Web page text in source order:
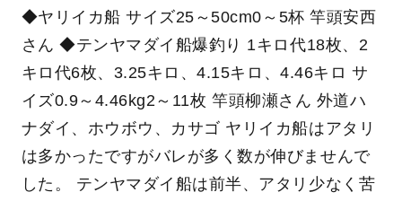
◆ヤリイカ船 サイズ25～50cm0～5杯 竿頭安西
さん ◆テンヤマダイ船爆釣り 1キロ代18枚、2
キロ代6枚、3.25キロ、4.15キロ、4.46キロ サ
イズ0.9～4.46kg2～11枚 竿頭柳瀬さん 外道ハ
ナダイ、ホウボウ、カサゴ ヤリイカ船はアタリ
は多かったですがバレが多く数が伸びませんで
した。 テンヤマダイ船は前半、アタリ少なく苦